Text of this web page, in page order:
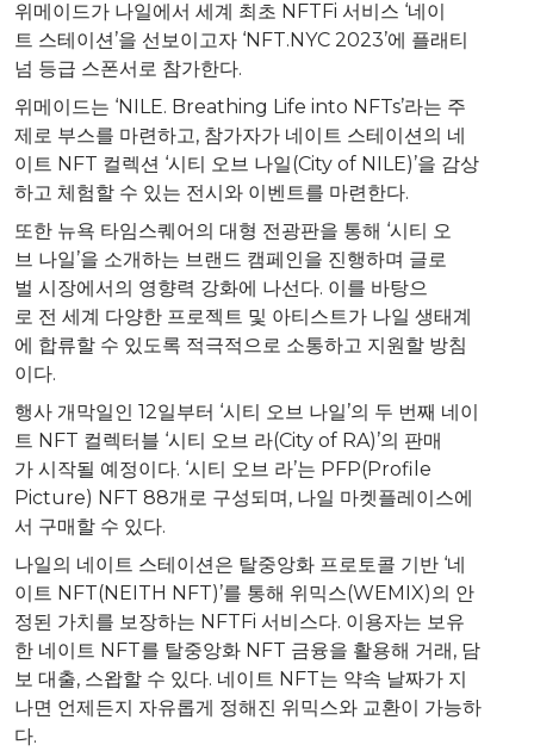
위메이드가 나일에서 세계 최초 NFTFi 서비스 ‘네이
트 스테이션’을 선보이고자 ‘NFT.NYC 2023’에 플래티
넘 등급 스폰서로 참가한다.
위메이드는 ‘NILE. Breathing Life into NFTs’라는 주
제로 부스를 마련하고, 참가자가 네이트 스테이션의 네
이트 NFT 컬렉션 ‘시티 오브 나일(City of NILE)’을 감상
하고 체험할 수 있는 전시와 이벤트를 마련한다.
또한 뉴욕 타임스퀘어의 대형 전광판을 통해 ‘시티 오
브 나일’을 소개하는 브랜드 캠페인을 진행하며 글로
벌 시장에서의 영향력 강화에 나선다. 이를 바탕으
로 전 세계 다양한 프로젝트 및 아티스트가 나일 생태계
에 합류할 수 있도록 적극적으로 소통하고 지원할 방침
이다.
행사 개막일인 12일부터 ‘시티 오브 나일’의 두 번째 네이
트 NFT 컬렉터블 ‘시티 오브 라(City of RA)’의 판매
가 시작될 예정이다. ‘시티 오브 라’는 PFP(Profile
Picture) NFT 88개로 구성되며, 나일 마켓플레이스에
서 구매할 수 있다.
나일의 네이트 스테이션은 탈중앙화 프로토콜 기반 ‘네
이트 NFT(NEITH NFT)’를 통해 위믹스(WEMIX)의 안
정된 가치를 보장하는 NFTFi 서비스다. 이용자는 보유
한 네이트 NFT를 탈중앙화 NFT 금융을 활용해 거래, 담
보 대출, 스왑할 수 있다. 네이트 NFT는 약속 날짜가 지
나면 언제든지 자유롭게 정해진 위믹스와 교환이 가능하
다.